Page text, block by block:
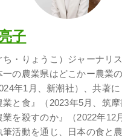
子
ち・りょうこ）ジャーナリ
一の農業県はどこかー農業
年1月、新潮社）、共著
業と食』（2023年5月、筑摩
業を殺すのか』（2022年12
筆活動を通じ、日本の食と